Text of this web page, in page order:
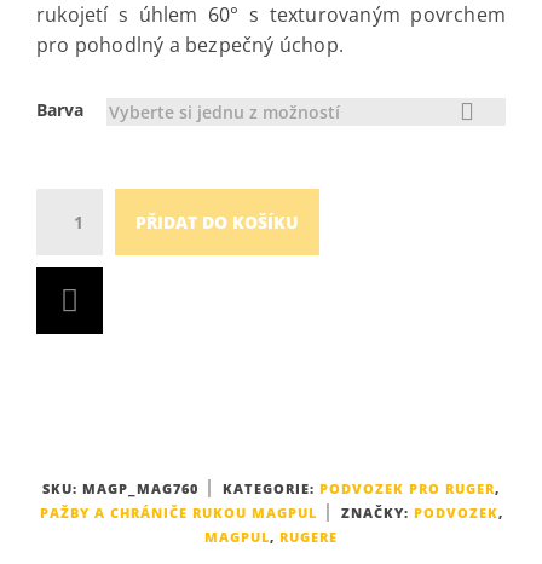
rukojetí s úhlem 60° s texturovaným povrchem
pro pohodlný a bezpečný úchop.
Barva Vyberte si jednu z možností
PŘIDAT DO KOŠÍKU
SKU: MAGP_MAG760 KATEGORIE: PODVOZEK PRO RUGER,
PAŽBY A CHRÁNIČE RUKOU MAGPUL
ZNAČKY: PODVOZEK,
MAGPUL, RUGERE